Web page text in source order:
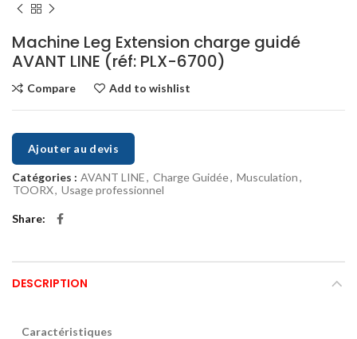
Machine Leg Extension charge guidé
AVANT LINE (réf: PLX-6700)
Compare Add to wishlist
Ajouter au devis
Catégories : AVANT LINE, Charge Guidée, Musculation,
TOORX, Usage professionnel
Share
DESCRIPTION
Caractéristiques